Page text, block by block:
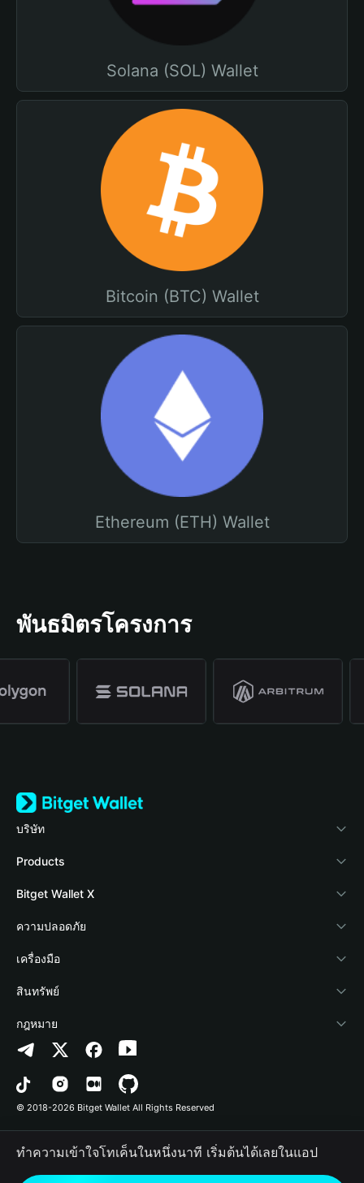
Solana (SOL) Wallet
Bitcoin (BTC) Wallet
Ethereum (ETH) Wallet
พันธมิตรโครงการ
บริษัท
เกี่ยวกับ Bitget Wallet
Blog
Academy
ข่าวสารด้านคริปโต
ศูนย์ช่วยเหลือ
ติดต่อเรา
ทรัพยากรข้อมูลของแบรนด์
อาชีพ
Products
Crypto Card
Stablecoin Earn
Payfi Crypto
Crypto Swap API
Altcoin Season Index
Prediction Markets
DApp
RWA
Bitget Wallet X
นักพัฒนา
เชื่อมต่อ Wallet
Bitget Wallet Pay
ลิสต์โปรเจกต์
ความปลอดภัย
Protection Fund
เทคโนโลยีความปลอดภัย
เครื่องมือ
ซื้อคริปโต
การตรวจจับการอนุญาต
การตรวจจับสัญญา
การโอนเป็นชุด
สินทรัพย์
Arbitrum
Avalanche
Bitcoin
Polygon
กฎหมาย
นโยบายความเป็นส่วนตัว
ข้อตกลงในการใช้บริการ
© 2018-2026 Bitget Wallet All Rights Reserved
ทำความเข้าใจโทเค็นในหนึ่งนาที เริ่มต้นได้เลยในแอป